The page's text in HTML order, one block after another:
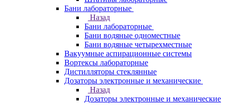
Бани лабораторные
Назад
Бани лабораторные
Бани водяные одноместные
Бани водяные четырехместные
Вакуумные аспирационные системы
Вортексы лабораторные
Дистилляторы стеклянные
Дозаторы электронные и механические
Назад
Дозаторы электронные и механические